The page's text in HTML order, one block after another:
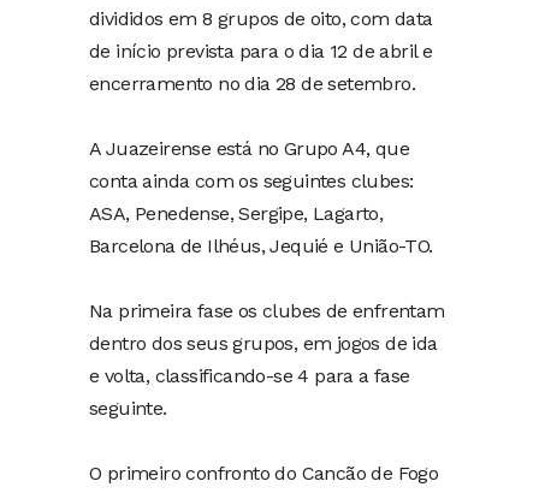
divididos em 8 grupos de oito, com data
de início prevista para o dia 12 de abril e
encerramento no dia 28 de setembro.
A Juazeirense está no Grupo A4, que
conta ainda com os seguintes clubes:
ASA, Penedense, Sergipe, Lagarto,
Barcelona de Ilhéus, Jequié e União-TO.
Na primeira fase os clubes de enfrentam
dentro dos seus grupos, em jogos de ida
e volta, classificando-se 4 para a fase
seguinte.
O primeiro confronto do Cancão de Fogo